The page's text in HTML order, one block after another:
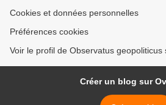
Cookies et données personnelles
Préférences cookies
Voir le profil de Observatus geopoliticus
Créer un blog sur